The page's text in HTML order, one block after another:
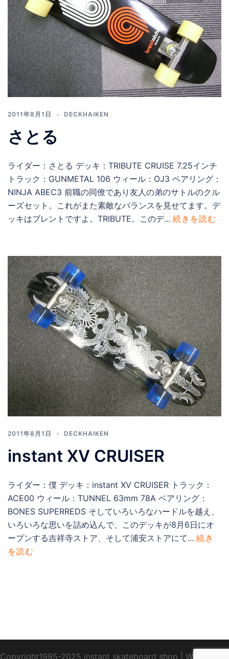
2011年8月1日 DECKHAIKEN
さとる
ライダー：さとる デッキ：TRIBUTE CRUISE 7.25インチ
トラック：GUNMETAL 106 ウィール：OJ3 ベアリング：
NINJA ABEC3 前職の同僚であり友人の弟のサトルのクル
ーズセット。これがまた素敵なバランスを見せてます。デ
ッキはブレントですよ。TRIBUTE。このデ... 続きを読む
2011年8月1日 DECKHAIKEN
instant XV CRUISER
ライダー：僕 デッキ：instant XV CRUISER トラック：
ACE00 ウィール：TUNNEL 63mm 78A ベアリング：
BONES SUPERREDS そしていろいろなハードルを越え、
いろいろな思いを詰め込んで、このデッキが8月6日にオ
ープンする吉祥寺ストア、そして浦安ストアにて... 続き
を読む
Copyright1995-2025 instant skateboard shop WebDesign